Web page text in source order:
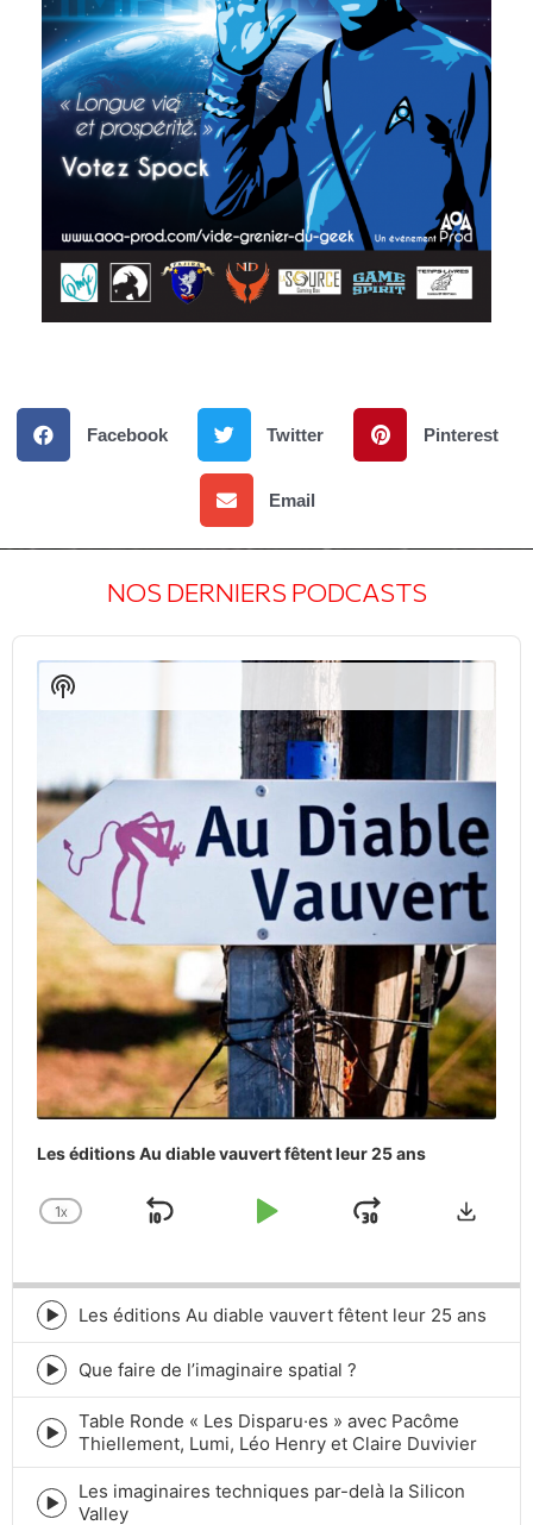
Facebook Twitter Pinterest
Email
NOS DERNIERS PODCASTS
Audio
Player
Les éditions Au diable vauvert fêtent leur 25 ans
CHANGE
1X
SKIP
PLAY
JUMP
Episode
play
icon
Les éditions Au diable vauvert fêtent leur 25 ans
Episode
play
icon
Que faire de l’imaginaire spatial ?
Episode
play
icon
Table Ronde « Les Disparu·es » avec Pacôme
Thiellement, Lumi, Léo Henry et Claire Duvivier
Episode
Les imaginaires techniques par-delà la Silicon
Valley
Show
Podcast